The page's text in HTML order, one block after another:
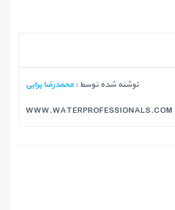
نوشته شده توسط : محمدرضا برابی
WWW.WATERPROFESSIONALS.COM